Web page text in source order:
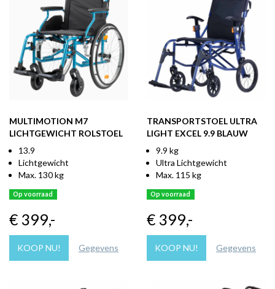
MULTIMOTION M7
LICHTGEWICHT ROLSTOEL
13.9
Lichtgewicht
Max. 130 kg
Op voorraad
€ 399,-
KOOP NU! Gegevens
TRANSPORTSTOEL ULTRA
LIGHT EXCEL 9.9 BLAUW
9.9 kg
Ultra Lichtgewicht
Max. 115 kg
Op voorraad
€ 399,-
KOOP NU! Gegevens